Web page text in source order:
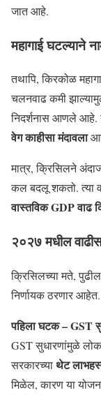
जात आहे.
महागाई घटल्याने
तथापि, किरकोळ
चलनवाढ कमी
निदर्शनास आणले आहे.
वेग काहीसा मंदावला
मात्र, क्रिसिलने
कल बदलू शकतो. त्या
वास्तविक GDP वाढ
२०२७ मधील
क्रिसिलच्या मते,
निर्णायक ठरणार आहेत.
पहिला घटक – GST
GST सुधारणांमुळे
सरकारच्याथेट
मिळेल, कारण या